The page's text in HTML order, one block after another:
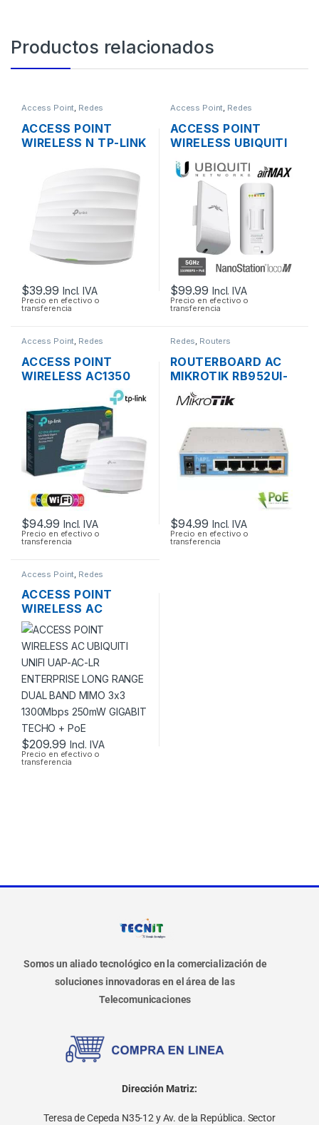
Productos relacionados
Access Point, Redes
ACCESS POINT
WIRELESS N TP-LINK
ANTENAS INT.
300MBPS SOPORTA
$39.99 Incl. IVA
Precio en efectivo o
transferencia
Access Point, Redes
ACCESS POINT
WIRELESS UBIQUITI
LOCOM5 AIRMAX
5GHZ 13DBI MIMO
200MW 150MBPS +
POE OUTDOOR
$99.99 Incl. IVA
Precio en efectivo o
transferencia
Access Point, Redes
ACCESS POINT
WIRELESS AC1350
TP-LINK EAP225
DUAL BAND
1350MBPS GIGABIT
SOPORTA POE
MONTAJE EN
TECHO
$94.99 Incl. IVA
Precio en efectivo o
transferencia
Redes, Routers
ROUTERBOARD AC
MIKROTIK RB952UI-
5AC2ND HAP AC
LITE DUAL BAND
USB OS L4
$94.99 Incl. IVA
Precio en efectivo o
transferencia
Access Point, Redes
ACCESS POINT
WIRELESS AC
UBIQUITI UNIFI UAP-
AC-LR ENTERPRISE
LONG RANGE DUAL
BAND MIMO 3×3
1300MBPS 250MW
GIGABIT TECHO +
POE
$209.99 Incl. IVA
Precio en efectivo o
transferencia
Somos un aliado tecnológico en la comercialización de
soluciones innovadoras en el área de las
Telecomunicaciones
Dirección Matriz:
Teresa de Cepeda N35-12 y Av. de la República. Sector